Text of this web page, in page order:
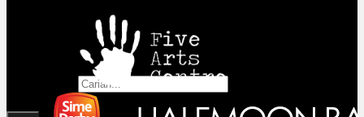
Cari laman web